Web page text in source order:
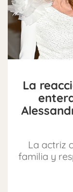
La
La actriz
familia y